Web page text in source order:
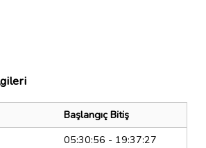
Başlangıç Bitiş
05:30:56 - 19:37:27